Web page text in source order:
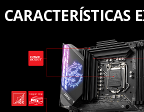
CARACTERÍSTICAS